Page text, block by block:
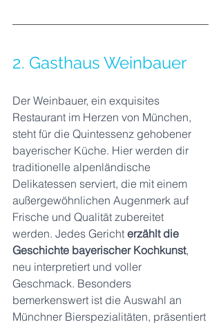
2. Gasthaus Weinbauer
Der Weinbauer, ein exquisites
Restaurant im Herzen von München,
steht für die Quintessenz gehobener
bayerischer Küche. Hier werden dir
traditionelle alpenländische
Delikatessen serviert, die mit einem
außergewöhnlichen Augenmerk auf
Frische und Qualität zubereitet
werden. Jedes Gericht erzählt die
Geschichte bayerischer Kochkunst,
neu interpretiert und voller
Geschmack. Besonders
bemerkenswert ist die Auswahl an
Münchner Bierspezialitäten, präsentiert